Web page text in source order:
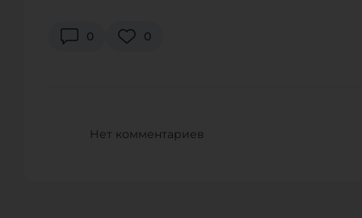
0 0
Нет комментариев